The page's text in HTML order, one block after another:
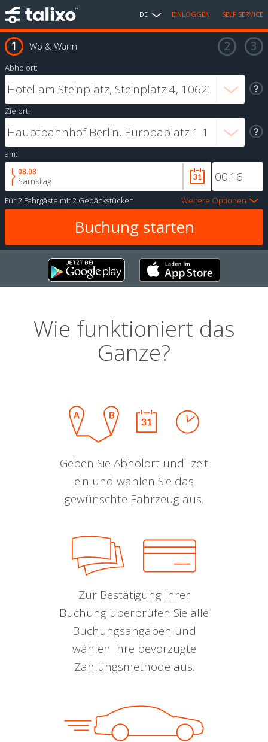
DE EINLOGGEN SELF SERVICE
Wo & Wann
Abholort:
Zielort:
am:
08.08
Samstag
Für2 Fahrgäste mit2 Gepäckstücken Weitere Optionen
Wie funktioniert das
Ganze?
Geben Sie Abholort und -zeit
ein und wählen Sie das
gewünschte Fahrzeug aus.
Zur Bestätigung Ihrer
Buchung überprüfen Sie alle
Buchungsangaben und
wählen Ihre bevorzugte
Zahlungsmethode aus.